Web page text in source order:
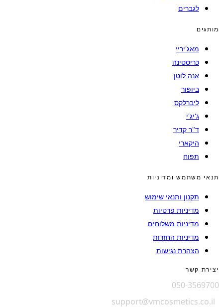
לגברים
מותגים
מאג'יריי
כריסטינה
אנה לוטן
ביופור
ליברלקס
ג'יג'י
ד"ר קדיר
היקארי
תפוח
תנאי משתמש ומדיניות
תקנון ותנאי שימוש
מדיניות פרטיות
מדיניות משלוחים
מדיניות החזרות
הצהרת נגישות
יצירת קשר
050-3569700
support@vmcosmetics.co.il